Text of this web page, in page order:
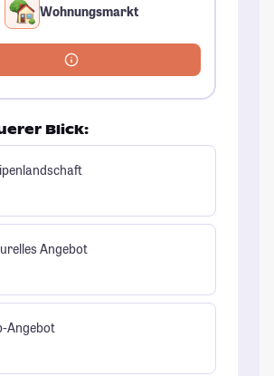
Wohnungsmarkt
Blick:
Angebot
Angebot